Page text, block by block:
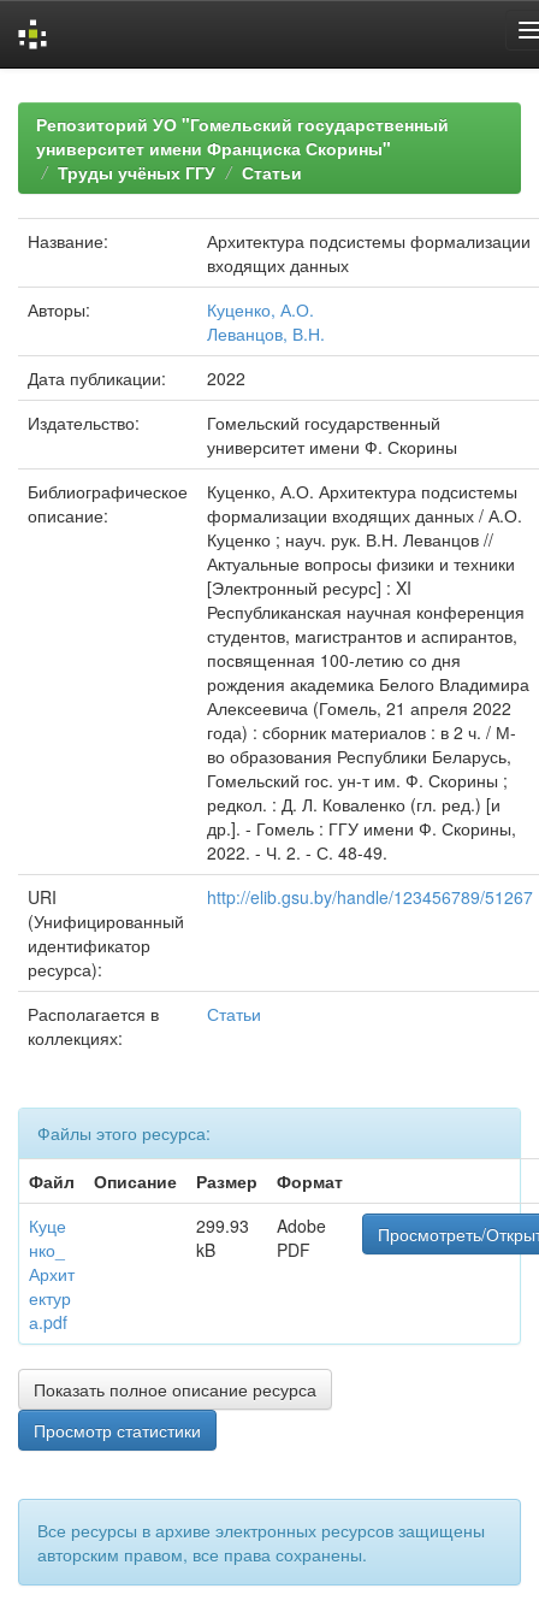
navigationРепозиторий УО "Гомельский государственный
университет имени Франциска Скорины"
Труды учёных ГГУ
Статьи
Название:
Архитектура подсистемы формализации
входящих данных
Авторы:
Куценко, А.О.
Леванцов, В.Н.
Дата публикации:
2022
Издательство:
Гомельский государственный
университет имени Ф. Скорины
Библиографическое
описание:
Куценко, А.О. Архитектура подсистемы
формализации входящих данных / А.О.
Куценко ; науч. рук. В.Н. Леванцов //
Актуальные вопросы физики и техники
[Электронный ресурс] : XI
Республиканская научная конференция
студентов, магистрантов и аспирантов,
посвященная 100-летию со дня
рождения академика Белого Владимира
Алексеевича (Гомель, 21 апреля 2022
года) : сборник материалов : в 2 ч. / М-
во образования Республики Беларусь,
Гомельский гос. ун-т им. Ф. Скорины ;
редкол. : Д. Л. Коваленко (гл. ред.) [и
др.]. - Гомель : ГГУ имени Ф. Скорины,
2022. - Ч. 2. - С. 48-49.
URI
(Унифицированный
идентификатор
ресурса):
http://elib.gsu.by/handle/123456789/51267
Располагается в
коллекциях:
Статьи
Файлы этого ресурса:
Файл
Описание Размер
Формат
Куце
нко_
Архит
ектур
а.pdf
299.93
kB
Adobe
PDF
Просмотреть/
Показать полное описание ресурса
Просмотр статистики
Все ресурсы в архиве электронных ресурсов защищены
авторским правом, все права сохранены.